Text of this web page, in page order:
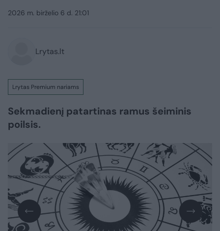
2026 m. birželio 6 d. 21:01
Lrytas.lt
Lrytas Premium nariams
Sekmadienį patartinas ramus šeiminis
poilsis.